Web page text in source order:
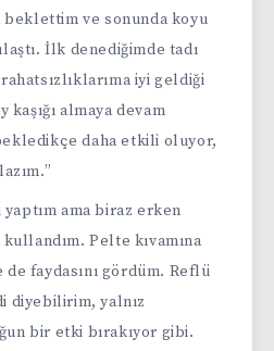
ve sonunda koyu
İlk denediğimde tadı
iyi geldiği
almaya devam
daha etkili oluyor,
ama biraz erken
Pelte kıvamına
faydasını gördüm. Reflü
diyebilirim, yalnız
bir etki bırakıyor gibi.